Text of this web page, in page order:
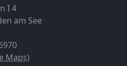
I 4
am See
Maps)